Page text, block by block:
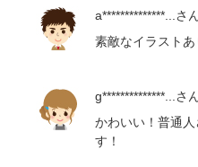
a**************...さ
素敵なイラストあ
g**************...さ
かわいい！普通
す！